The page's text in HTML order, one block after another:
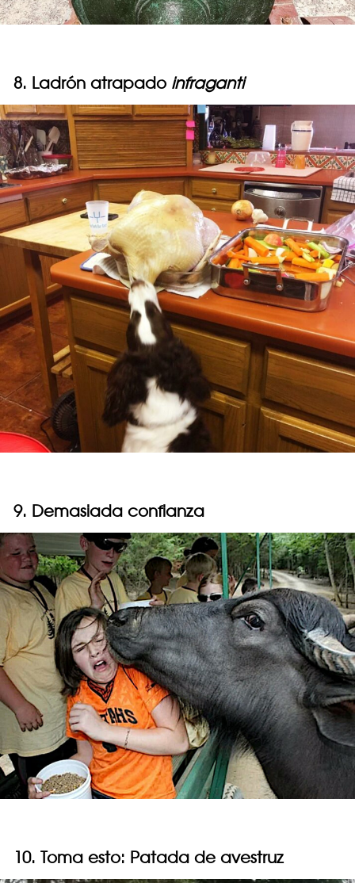
8. Ladrón atrapado infraganti
9. Demasiada confianza
10. Toma esto: Patada de avestruz